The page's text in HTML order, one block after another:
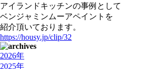
アイランドキッチンの事例として
ベンジャミンムーアペイントを
紹介頂いております。
https://housy.jp/clip/32
2026年
2025年